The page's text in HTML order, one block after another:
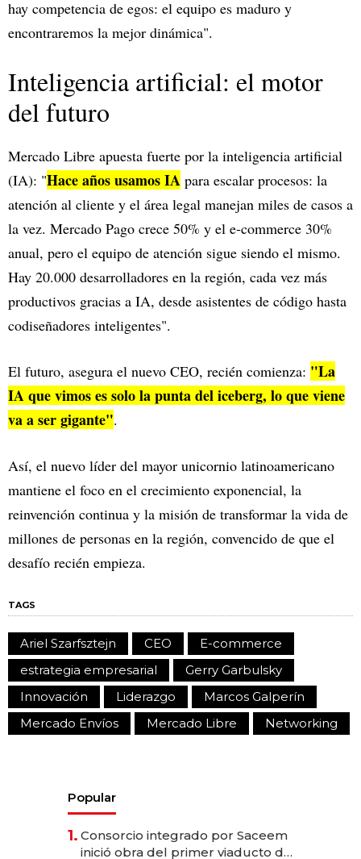
hay competencia de egos: el equipo es maduro y
encontraremos la mejor dinámica".
Inteligencia artificial: el motor
del futuro
Mercado Libre apuesta fuerte por la inteligencia artificial
(IA): "Hace años usamos IA para escalar procesos: la
atención al cliente y el área legal manejan miles de casos a
la vez. Mercado Pago crece 50% y el e-commerce 30%
anual, pero el equipo de atención sigue siendo el mismo.
Hay 20.000 desarrolladores en la región, cada vez más
productivos gracias a IA, desde asistentes de código hasta
codiseñadores inteligentes".
El futuro, asegura el nuevo CEO, recién comienza: "La
IA que vimos es solo la punta del iceberg, lo que viene
va a ser gigante".
Así, el nuevo líder del mayor unicornio latinoamericano
mantiene el foco en el crecimiento exponencial, la
reinvención continua y la misión de transformar la vida de
millones de personas en la región, convencido de que el
desafío recién empieza.
TAGS
Ariel Szarfsztejn CEO
E-commerce
estrategia empresarial
Gerry Garbulsky
Innovación
Liderazgo
Marcos Galperín
Mercado Envíos
Mercado Libre Networking
Popular
1. Consorcio integrado por Saceem
inició obra del primer viaducto de